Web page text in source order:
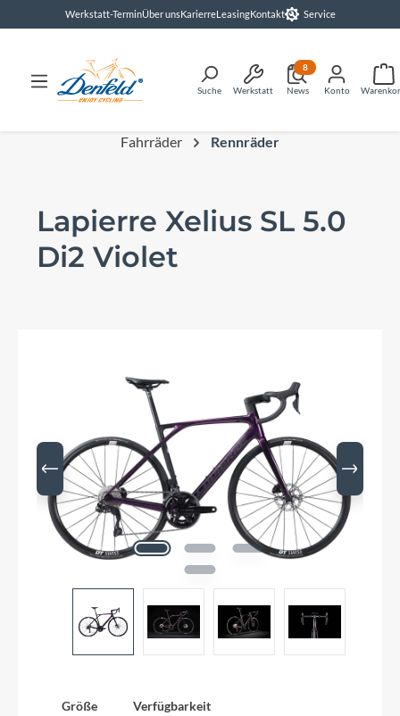
springenWerkstatt-TerminÜber unsKarierreLeasingKontakt Service
Suche Werkstatt News
8
Konto
Fahrräder Rennräder
Lapierre Xelius SL 5.0
Di2 Violet
Größe Verfügbarkeit